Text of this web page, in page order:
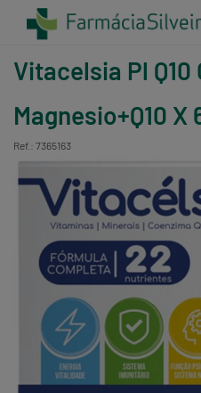
Vitacelsia Pl Q10
Magnesio+Q10
Ref.: 7365163